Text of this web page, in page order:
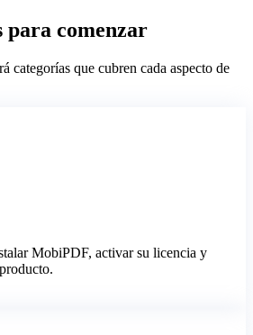
para comenzar
categorías que cubren cada aspecto de
MobiPDF, activar su licencia y